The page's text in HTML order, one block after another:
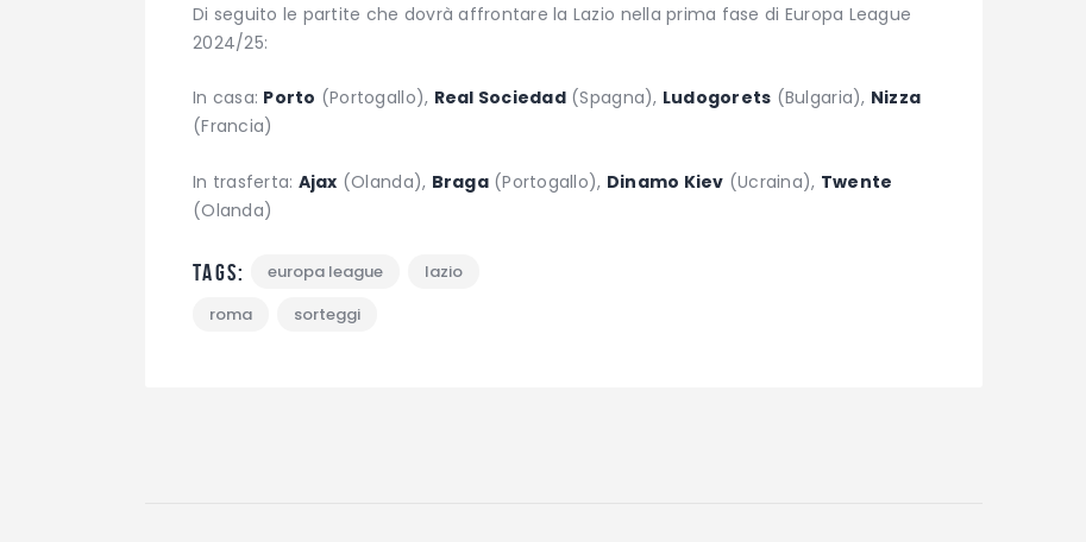
Di seguito le partite che dovrà affrontare la Lazio nella prima fase di Europa League
2024/25:
In casa: Porto (Portogallo), Real Sociedad(Spagna), Ludogorets (Bulgaria), Nizza
(Francia)
In trasferta: Ajax (Olanda), Braga(Portogallo), Dinamo Kiev (Ucraina), Twente
(Olanda)
Tags: europa league
lazio
roma
sorteggi